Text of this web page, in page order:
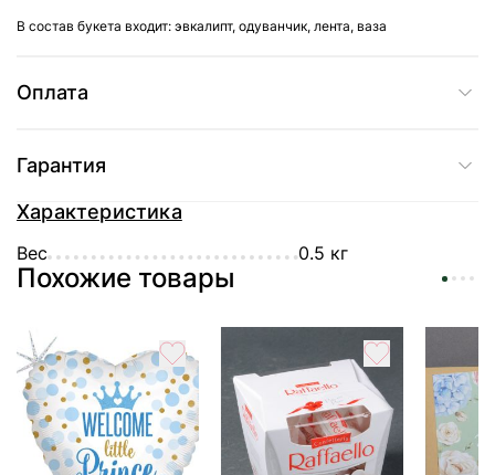
В состав букета входит: эвкалипт, одуванчик, лента, ваза
Оплата
Гарантия
Характеристика
Вес 0.5 кг
Похожие товары